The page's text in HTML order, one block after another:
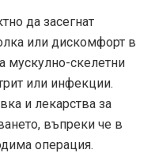
да засегнат
или дискомфорт в
мускулно-скелетни
или инфекции.
и лекарства за
въпреки че в
операция.